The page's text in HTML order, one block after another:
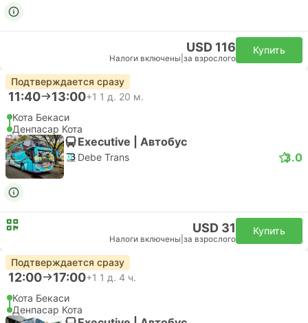
USD 116
Налоги включены за взрослого
Купить
Подтверждается сразу
11:40 13:00+1 1 д. 20 м.
Кота Бекаси
Денпасар Кота
Executive | Автобус
Debe Trans 3.0
USD 31
Налоги включены за взрослого
Купить
Подтверждается сразу
12:00 17:00+1 1 д. 4 ч.
Кота Бекаси
Денпасар Кота